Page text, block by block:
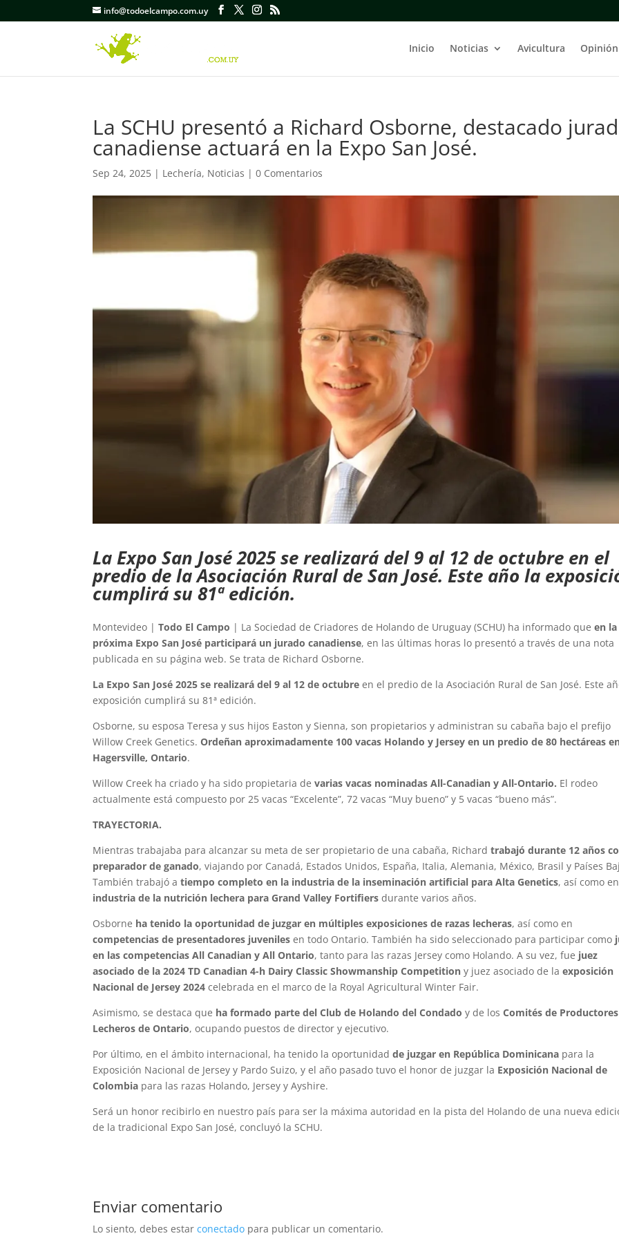
info@todoelcampo.com.uy
Inicio Noticias Avicultura Opinión
La SCHU presentó a Richard Osborne, destacado
canadiense actuará en la Expo San José.
Sep 24, 2025 | Lechería, Noticias |0 Comentarios
La Expo San José 2025 se realizará del 9 al 12 de octubre en el
predio de la Asociación Rural de San José. Este año la
cumplirá su 81ª edición.
Montevideo |Todo El Campo | La Sociedad de Criadores de Holando de Uruguay (SCHU) ha informado queen la
próxima Expo San José participará un jurado canadiense, en las últimas horas lo presentó a través de una nota
publicada en su página web. Se trata de Richard Osborne.
La Expo San José 2025 se realizará del 9 al 12 de octubre en el predio de la Asociación Rural de San José. Este
exposición cumplirá su 81ª edición.
Osborne, su esposa Teresa y sus hijos Easton y Sienna, son propietarios y administran su cabaña bajo el prefijo
Willow Creek Genetics.Ordeñan aproximadamente 100 vacas Holando y Jersey en un predio de 80 hectáreas
Hagersville, Ontario.
Willow Creek ha criado y ha sido propietaria devarias vacas nominadas All-Canadian y All-Ontario. El rodeo
actualmente está compuesto por 25 vacas “Excelente”, 72 vacas “Muy bueno” y 5 vacas “bueno más”.
TRAYECTORIA.
Mientras trabajaba para alcanzar su meta de ser propietario de una cabaña, Richardtrabajó durante 12 años
preparador de ganado, viajando por Canadá, Estados Unidos, España, Italia, Alemania, México, Brasil y Países
También trabajó atiempo completo en la industria de la inseminación artificial para Alta Genetics, así como
industria de la nutrición lechera para Grand Valley Fortifiers durante varios años.
Osborne ha tenido la oportunidad de juzgar en múltiples exposiciones de razas lecheras, así como en
competencias de presentadores juveniles en todo Ontario. También ha sido seleccionado para participar como
en las competencias All Canadian y All Ontario, tanto para las razas Jersey como Holando. A su vez, fue juez
asociado de la 2024 TD Canadian 4-h Dairy Classic Showmanship Competition y juez asociado de laexposición
Nacional de Jersey 2024 celebrada en el marco de la Royal Agricultural Winter Fair.
Asimismo, se destaca que ha formado parte del Club de Holando del Condado y de losComités de Productores
Lecheros de Ontario, ocupando puestos de director y ejecutivo.
Por último, en el ámbito internacional, ha tenido la oportunidadde juzgar en República Dominicana para la
Exposición Nacional de Jersey y Pardo Suizo, y el año pasado tuvo el honor de juzgar la Exposición Nacional de
Colombia para las razas Holando, Jersey y Ayshire.
Será un honor recibirlo en nuestro país para ser la máxima autoridad en la pista del Holando de una nueva
de la tradicional Expo San José, concluyó la SCHU.
Enviar comentario
Lo siento, debes estarconectado para publicar un comentario.